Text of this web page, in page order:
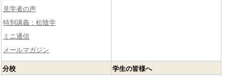
見学者の声
特別講義：松陰学
ミニ通信
メールマガジン
分校 学生の皆様へ